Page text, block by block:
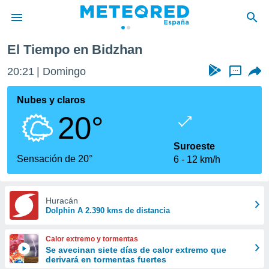
de
por
que se
calidad.
a este
las
y
forma
digital
basada
El Tiempo en Bidzhan
20:21 Domingo ...
Nubes y claros
20°
Sensación de 20°
Suroeste
6
12 km/h
Huracán
Dolphin A 2.390 kms de distancia
Calor extremo y tormentas
Se avecinan siete días de calor extremo que
derivará en tormentas fuertes